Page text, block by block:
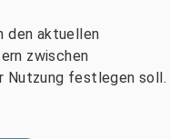
den aktuellen
zwischen
Nutzung festlegen soll.